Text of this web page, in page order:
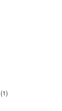
(1)